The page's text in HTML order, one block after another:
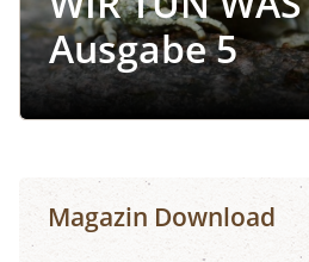
Ausgabe 5
Magazin Download